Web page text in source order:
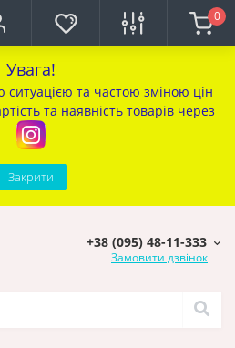
Увага!
ситуацією та частою зміною цін
та наявність товарів через
Закрити
0
+38 (095) 48-11-333
Замовити дзвінок